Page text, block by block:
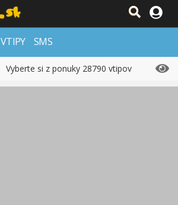
VTIPY SMS
Vyberte si z ponuky 28790 vtipov